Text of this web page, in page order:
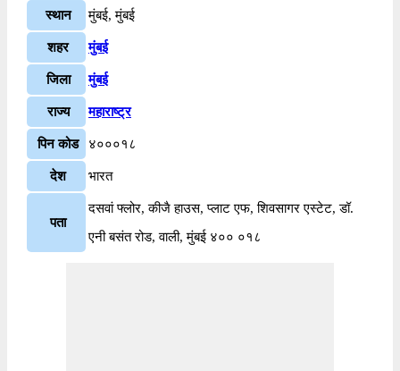
स्थान मुंबई, मुंबई
शहर मुंबई
जिला मुंबई
राज्य महाराष्ट्र
पिन कोड ४०००१८
देश भारत
पता
दसवां फ्लोर, कीजै हाउस, प्लाट एफ, शिवसागर एस्टेट, डॉ.
एनी बसंत रोड, वाली, मुंबई ४०० ०१८